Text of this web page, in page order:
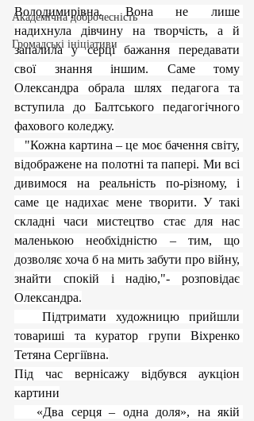
Академічна доброчесність
Громадські ініціативи
Володимирівна. Вона не лише
надихнула дівчину на творчість, а й
запалила у серці бажання передавати
свої знання іншим. Саме тому
Олександра обрала шлях педагога та
вступила до Балтського педагогічного
фахового коледжу.
відображене на полотні та папері. Ми всі
дивимося на реальність по-різному, і
саме це надихає мене творити. У такі
складні часи мистецтво стає для нас
маленькою необхідністю – тим, що
дозволяє хоча б на мить забути про війну,
знайти спокій і надію,"- розповідає
Олександра.
   Підтримати художницю прийшли
товариші та куратор групи Віхренко
Тетяна Сергіївна.
Під час вернісажу відбувся аукціон
картини